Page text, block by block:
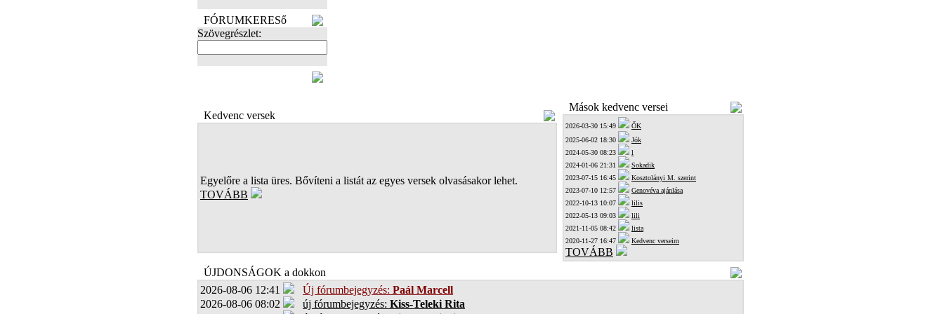
FÓRUMKERESő
Szövegrészlet:
Kedvenc versek
Egyelőre a lista üres. Bővíteni a listát az egyes versek olvasásakor lehet.
TOVÁBB
Mások kedvenc versei
2026-03-30 15:49
ŐK
2025-06-02 18:30
Jók
2024-05-30 08:23
l
2024-01-06 21:31
Sokadik
2023-07-15 16:45
Kosztolányi M. szerint
2023-07-10 12:57
Genovéva ajánlása
2022-10-13 10:07
lilis
2022-05-13 09:03
lili
2021-11-05 08:42
lista
2020-11-27 16:47
Kedvenc verseim
TOVÁBB
ÚJDONSÁGOK a dokkon
2026-08-06 12:41
Új fórumbejegyzés: Paál Marcell
2026-08-06 08:02
új fórumbejegyzés: Kiss-Teleki Rita